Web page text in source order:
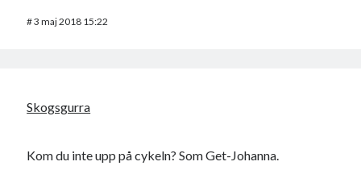
#3 maj 2018 15:22
Skogsgurra
Kom du inte upp på cykeln? Som Get-Johanna.